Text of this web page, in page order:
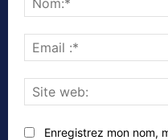
Enregistrez mon nom,